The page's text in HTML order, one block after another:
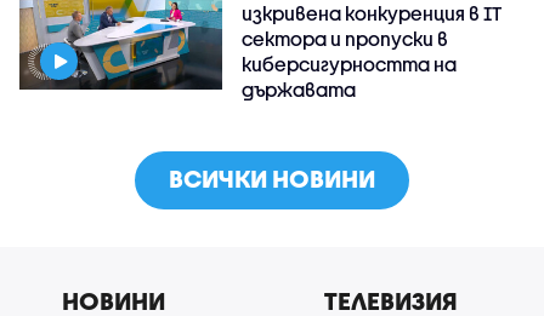
изкривена конкуренция в IT
сектора и пропуски в
киберсигурността на
държавата
ВСИЧКИ НОВИНИ
НОВИНИ ТЕЛЕВИЗИЯ